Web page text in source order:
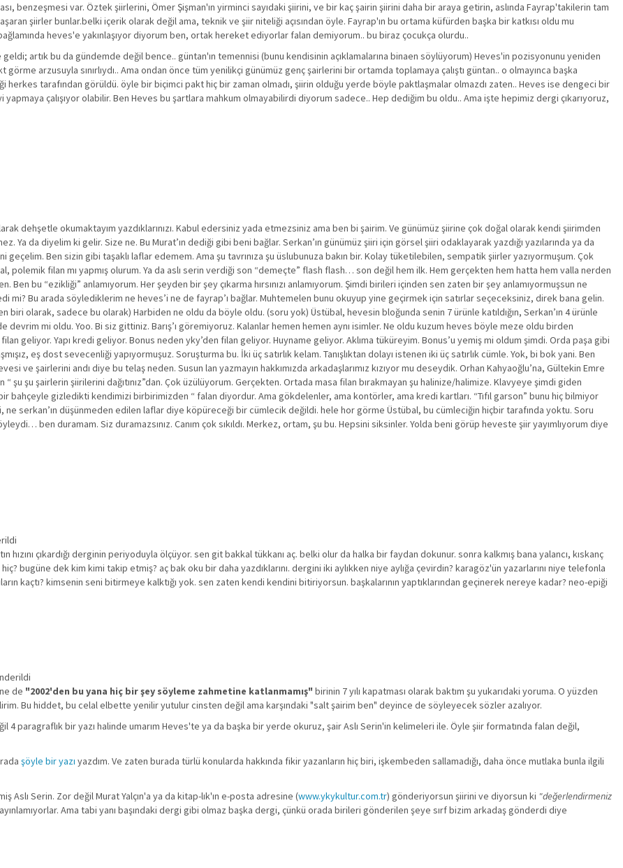
benzeşmesi var. Öztek şiirlerini, Ömer Şişman'ın yirminci sayıdaki şiirini, ve bir kaç şairin şiirini daha bir araya getirin, aslında Fayrap'takilerin tam
şiirler bunlar.belki içerik olarak değil ama, teknik ve şiir niteliği açısından öyle. Fayrap'ın bu ortama küfürden başka bir katkısı oldu mu
heves'e yakınlaşıyor diyorum ben, ortak hereket ediyorlar falan demiyorum.. bu biraz çocukça olurdu..
artık bu da gündemde değil bence.. güntan'ın temennisi (bunu kendisinin açıklamalarına binaen söylüyorum) Heves'in pozisyonunu yeniden
arzusuyla sınırlıydı.. Ama ondan önce tüm yenilikçi günümüz genç şairlerini bir ortamda toplamaya çalıştı güntan.. o olmayınca başka
herkes tarafından görüldü. öyle bir biçimci pakt hiç bir zaman olmadı, şiirin olduğu yerde böyle paktlaşmalar olmazdı zaten.. Heves ise dengeci bir
çalışıyor olabilir. Ben Heves bu şartlara mahkum olmayabilirdi diyorum sadece.. Hep dediğim bu oldu.. Ama işte hepimiz dergi çıkarıyoruz,
dehşetle okumaktayım yazdıklarınızı. Kabul edersiniz yada etmezsiniz ama ben bi şairim. Ve günümüz şiirine çok doğal olarak kendi şiirimden
Ya da diyelim ki gelir. Size ne. Bu Murat’ın dediği gibi beni bağlar. Serkan’ın günümüz şiiri için görsel şiiri odaklayarak yazdığı yazılarında ya da
Ben sizin gibi taşaklı laflar edemem. Ama şu tavrınıza şu üslubunuza bakın bir. Kolay tüketilebilen, sempatik şiirler yazıyormuşum. Çok
filan mı yapmış olurum. Ya da aslı serin verdiği son “demeçte” flash flash… son değil hem ilk. Hem gerçekten hem hatta hem valla nerden
Ben bu “ezikliği” anlamıyorum. Her şeyden bir şey çıkarma hırsınızı anlamıyorum. Şimdi birileri içinden sen zaten bir şey anlamıyormuşsun ne
Bu arada söylediklerim ne heves’i ne de fayrap’ı bağlar. Muhtemelen bunu okuyup yine geçirmek için satırlar seçeceksiniz, direk bana gelin.
olarak, sadece bu olarak) Harbiden ne oldu da böyle oldu. (soru yok) Üstübal, hevesin bloğunda senin 7 ürünle katıldığın, Serkan’ın 4 ürünle
devrim mi oldu. Yoo. Bi siz gittiniz. Barış’ı göremiyoruz. Kalanlar hemen hemen aynı isimler. Ne oldu kuzum heves böyle meze oldu birden
geliyor. Yapı kredi geliyor. Bonus neden yky’den filan geliyor. Huyname geliyor. Aklıma tüküreyim. Bonus’u yemiş mi oldum şimdi. Orda paşa gibi
eş dost sevecenliği yapıyormuşuz. Soruşturma bu. İki üç satırlık kelam. Tanışlıktan dolayı istenen iki üç satırlık cümle. Yok, bi bok yani. Ben
ve şairlerini andı diye bu telaş neden. Susun lan yazmayın hakkımızda arkadaşlarımız kızıyor mu deseydik. Orhan Kahyaoğlu’na, Gültekin Emre
şu şu şairlerin şiirilerini dağıtınız”dan. Çok üzülüyorum. Gerçekten. Ortada masa filan bırakmayan şu halinize/halimize. Klavyeye şimdi giden
bahçeyle gizledikti kendimizi birbirimizden “ falan diyordur. Ama gökdelenler, ama kontörler, ama kredi kartları. “Tıfıl garson” bunu hiç bilmiyor
ne serkan’ın düşünmeden edilen laflar diye köpüreceği bir cümlecik değildi. hele hor görme Üstübal, bu cümleciğin hiçbir tarafında yoktu. Soru
ben duramam. Siz duramazsınız. Canım çok sıkıldı. Merkez, ortam, şu bu. Hepsini siksinler. Yolda beni görüp heveste şiir yayımlıyorum diye
hızını çıkardığı derginin periyoduyla ölçüyor. sen git bakkal tükkanı aç. belki olur da halka bir faydan dokunur. sonra kalkmış bana yalancı, kıskanç
hiç? bugüne dek kim kimi takip etmiş? aç bak oku bir daha yazdıklarını. dergini iki aylıkken niye aylığa çevirdin? karagöz'ün yazarlarını niye telefonla
kaçtı? kimsenin seni bitirmeye kalktığı yok. sen zaten kendi kendini bitiriyorsun. başkalarının yaptıklarından geçinerek nereye kadar? neo-epiği
de "2002'den bu yana hiç bir şey söyleme zahmetine katlanmamış" birinin 7 yılı kapatması olarak baktım şu yukarıdaki yoruma. O yüzden
Bu hiddet, bu celal elbette yenilir yutulur cinsten değil ama karşındaki "salt şairim ben" deyince de söyleyecek sözler azalıyor.
4 paragraflık bir yazı halinde umarım Heves'te ya da başka bir yerde okuruz, şair Aslı Serin'in kelimeleri ile. Öyle şiir formatında falan değil,
şöyle bir yazı yazdım. Ve zaten burada türlü konularda hakkında fikir yazanların hiç biri, işkembeden sallamadığı, daha önce mutlaka bunla ilgili
Aslı Serin. Zor değil Murat Yalçın'a ya da kitap-lık'ın e-posta adresine (www.ykykultur.com.tr) gönderiyorsun şiirini ve diyorsun ki "değerlendirmeniz
Ama tabi yanı başındaki dergi gibi olmaz başka dergi, çünkü orada birileri gönderilen şeye sırf bizim arkadaş gönderdi diye